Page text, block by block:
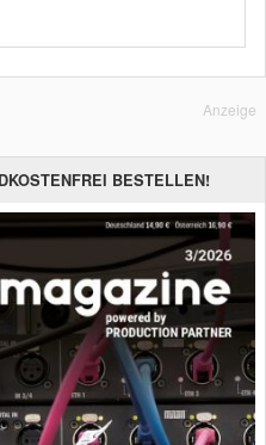
Anzeige
BESTELLEN!